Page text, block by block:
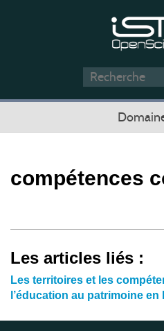
compétences
Les articles liés :
Les territoires et les
l’éducation au patrimoine en